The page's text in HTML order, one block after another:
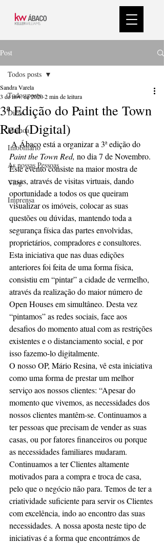
Post
Todos posts
Dicas
Malhoa
Imobiliário
As nossas Pessoas
Vlog
Imprensa
Todos posts
3ª Edição do Paint the Town
Red (Digital)
Sandra Varela
3 de nov. de 20202 min de leitura
A Ábaco está a organizar a 3ª edição do
Paint the Town Red, no dia 7 de Novembro.
Este evento consiste na maior mostra de
casas, através de visitas virtuais, dando
oportunidade a todos os que queiram
visualizar os imóveis, colocar as suas
questões ou dúvidas, mantendo toda a
segurança física das partes envolvidas,
proprietários, compradores e consultores.
Esta iniciativa que nas duas edições
anteriores foi feita de uma forma física,
consistiu em “pintar” a cidade de vermelho,
através da realização do maior número de
Open Houses em simultâneo. Desta vez
“pintamos” as redes sociais, face aos
desafios do momento atual com as restrições
existentes e o distanciamento social, e por
isso fazemo-lo digitalmente.
O nosso OP, Mário Resina, vê esta iniciativa
como uma forma de prestar um melhor
serviço aos nossos clientes: “Apesar do
momento que vivemos, as necessidades dos
nossos clientes mantêm-se. Continuamos a
ter pessoas que precisam de vender as suas
casas, ou por fatores financeiros ou porque
as necessidades familiares mudaram.
Continuamos a ter Clientes altamente
motivados para a compra e troca de casa,
pelo que o negócio não para. Temos de ter a
criatividade suficiente para servir os Clientes
com excelência, indo ao encontro das suas
necessidades. A nossa aposta neste tipo de
iniciativas é a forma que encontrámos de